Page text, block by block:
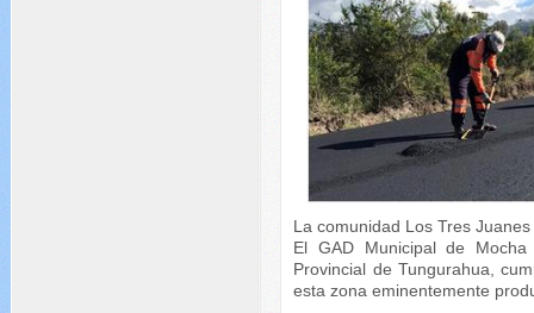
La comunidad Los Tres
El GAD Municipal de
Provincial de Tungurahua,
esta zona eminentemente